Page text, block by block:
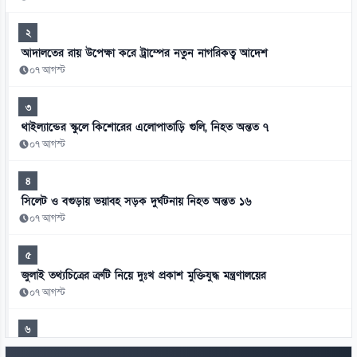
২
আদালতের রায় উপেক্ষা করে ট্রাম্পের নতুন নাগরিকত্ব আদেশ
০৭ আগস্ট
৩
থাইল্যান্ডের স্কুলে কিশোরের এলোপাতাড়ি গুলি, নিহত অন্তত ৭
০৭ আগস্ট
৪
সিলেট ও বগুড়ায় ভয়াবহ সড়ক দুর্ঘটনায় নিহত অন্তত ১৬
০৭ আগস্ট
৫
জুলাই তথ্যচিত্রের ত্রুটি নিয়ে দুঃখ প্রকাশ মুক্তিযুদ্ধ মন্ত্রণালয়ের
০৭ আগস্ট
৬
হাসিনাকে এই সুযোগ ভারত কেন দিল—স্বরাষ্ট্রমন্ত্রীর প্রশ্ন